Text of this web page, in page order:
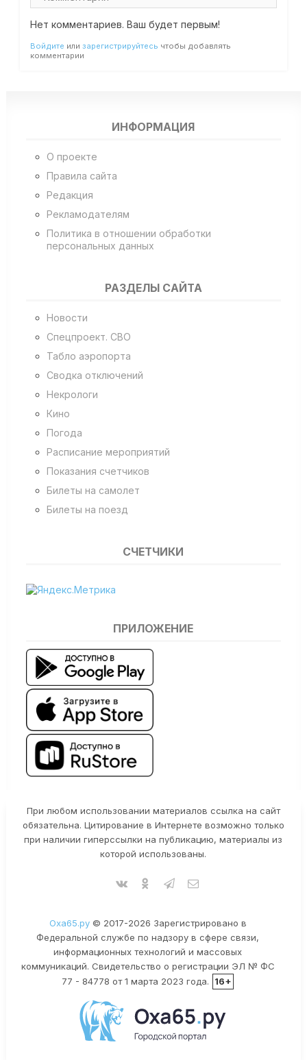
Нет комментариев. Ваш будет первым!
Войдите или зарегистрируйтесь чтобы добавлять
комментарии
ИНФОРМАЦИЯ
О проекте
Правила сайта
Редакция
Рекламодателям
Политика в отношении обработки
персональных данных
РАЗДЕЛЫ САЙТА
Новости
Спецпроект. СВО
Табло аэропорта
Сводка отключений
Некрологи
Кино
Погода
Расписание мероприятий
Показания счетчиков
Билеты на самолет
Билеты на поезд
СЧЕТЧИКИ
ПРИЛОЖЕНИЕ
При любом использовании материалов ссылка на сайт
обязательна. Цитирование в Интернете возможно только
при наличии гиперссылки на публикацию, материалы из
которой использованы.
Оха65.ру© 2017-2026 Зарегистрировано в
Федеральной службе по надзору в сфере связи,
информационных технологий и массовых
коммуникаций. Свидетельство о регистрации ЭЛ № ФС
77 - 84778 от 1 марта 2023 года.
16+